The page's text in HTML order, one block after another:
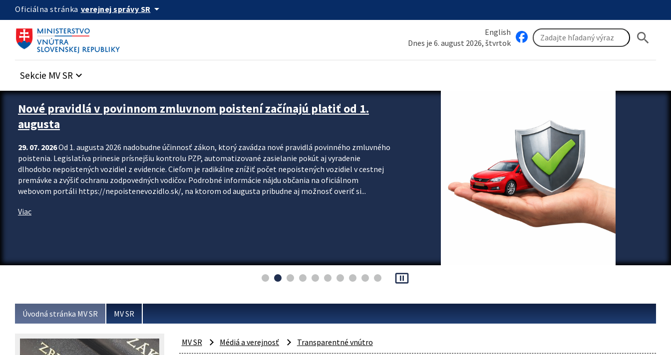
Preskocit na hlavný obsah
Oficiálna stránka verejnej správy SR arrow_drop_down
English
Dnes je 6. august 2026, štvrtok
search
Sekcie MV SR keyboard_arrow_down
Zastavit automatický posun upútavok
Nové pravidlá v povinnom zmluvnom poistení začínajú platiť od 1.
augusta
29. 07. 2026Od 1. augusta 2026 nadobudne účinnosť zákon, ktorý zavádza nové pravidlá povinného zmluvného
poistenia. Legislatíva prinesie prísnejšiu kontrolu PZP, automatizované zasielanie pokút aj vyradenie
dlhodobo nepoistených vozidiel z evidencie. Cieľom je radikálne znížiť počet nepoistených vozidiel v cestnej
premávke a zvýšiť ochranu zodpovedných vodičov. Podrobné informácie nájdu občania na oficiálnom
webovom portáli https://nepoistenevozidlo.sk/, na ktorom od augusta pribudne aj možnosť overiť si...
Viac
pause_presentation
Úvodná stránka MV SR MV SR
MV SR Médiá a verejnosť Transparentné vnútro